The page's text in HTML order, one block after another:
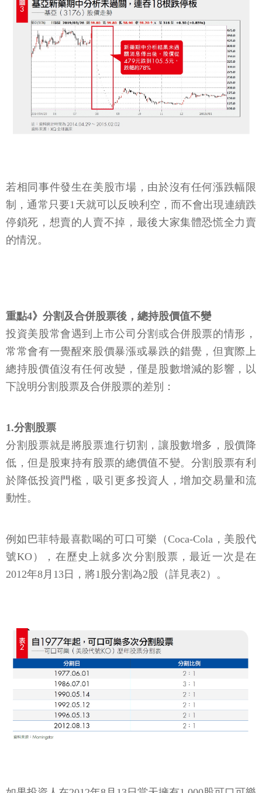
若相同事件發生在美股市場，由於沒有任何漲跌幅限
制，通常只要1天就可以反映利空，而不會出現連續跌
停鎖死，想賣的人賣不掉，最後大家集體恐慌全力賣
的情況。
重點4》分割及合併股票後，總持股價值不變
投資美股常會遇到上市公司分割或合併股票的情形，
常常會有一覺醒來股價暴漲或暴跌的錯覺，但實際上
總持股價值沒有任何改變，僅是股數增減的影響，以
下說明分割股票及合併股票的差別：
1.分割股票
分割股票就是將股票進行切割，讓股數增多，股價降
低，但是股東持有股票的總價值不變。分割股票有利
於降低投資門檻，吸引更多投資人，增加交易量和流
動性。
例如巴菲特最喜歡喝的可口可樂（Coca-Cola，美股代
號KO），在歷史上就多次分割股票，最近一次是在
2012年8月13日，將1股分割為2股（詳見表2）。